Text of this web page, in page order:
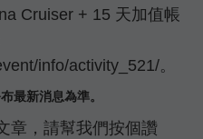
Cruiser + 15 天加值帳
info/activity_521/。
最新消息為準。
章，請幫我們按個讚